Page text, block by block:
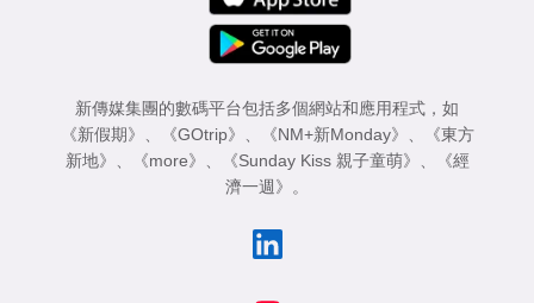
新傳媒集團的數碼平台包括多個網站和應用程式，如
《新假期》 、 《GOtrip》 、 《NM+新Monday》 、
《東方
新地》 、 《more》 、 《Sunday Kiss 親子童萌》 、
《經
濟一週》 。